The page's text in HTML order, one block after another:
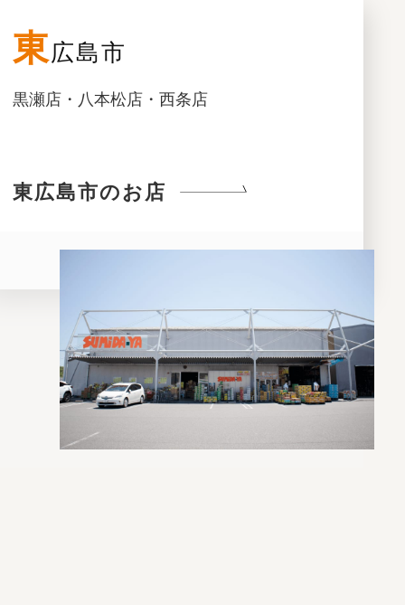
東広島市
黒瀬店・八本松店・西条店
東広島市のお店